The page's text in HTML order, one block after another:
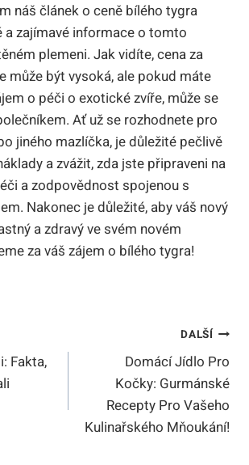
náš článek ‍o ceně bílého tygra
a⁤ zajímavé informace o ⁢tomto
plemeni. Jak vidíte, cena za
může být vysoká, ale pokud máte
o péči o exotické zvíře, může se
Ať už se‌ rozhodnete pro
jiného mazlíčka, je důležité pečlivě
a zvážit, zda jste připraveni na
a zodpovědnost spojenou s
Nakonec je důležité, aby váš nový
a zdravý ve svém novém
za váš zájem o​ bílého tygra!
Fakta,
DALŠÍ
Domácí Jídlo Pro
Kočky: Gurmánské
Recepty Pro Vašeho
Kulinařského Mňoukání!